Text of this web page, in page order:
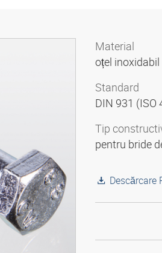
Material
oțel inoxidabil
Standard
DIN 931 (ISO
Tip
pentru bride
Descărcare